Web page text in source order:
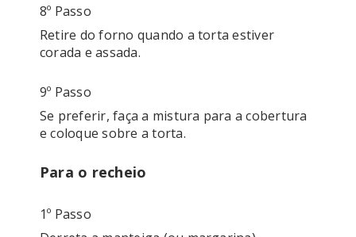
8º Passo
Retire do forno quando a torta estiver
9º Passo
Se preferir, faça a mistura para a cobertura
Para o recheio
1º Passo